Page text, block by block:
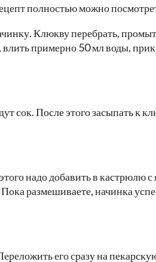
полностью можно
Клюкву перебрать,
примерно 50 мл воды,
сок. После этого засыпать к
надо добавить в кастрюлю
размешиваете, начинка
его сразу на